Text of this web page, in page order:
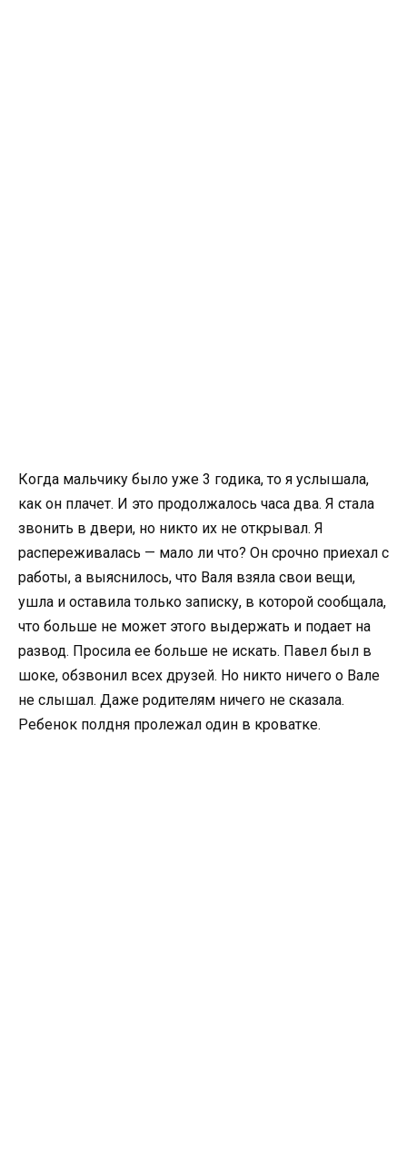
Когда мальчику было уже 3 годика, то я услышала,
как он плачет. И это продолжалось часа два. Я стала
звонить в двери, но никто их не открывал. Я
распереживалась — мало ли что? Он срочно приехал с
работы, а выяснилось, что Валя взяла свои вещи,
ушла и оставила только записку, в которой сообщала,
что больше не может этого выдержать и подает на
развод. Просила ее больше не искать. Павел был в
шоке, обзвонил всех друзей. Но никто ничего о Вале
не слышал. Даже родителям ничего не сказала.
Ребенок полдня пролежал один в кроватке.